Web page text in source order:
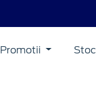
Promotii Stoc